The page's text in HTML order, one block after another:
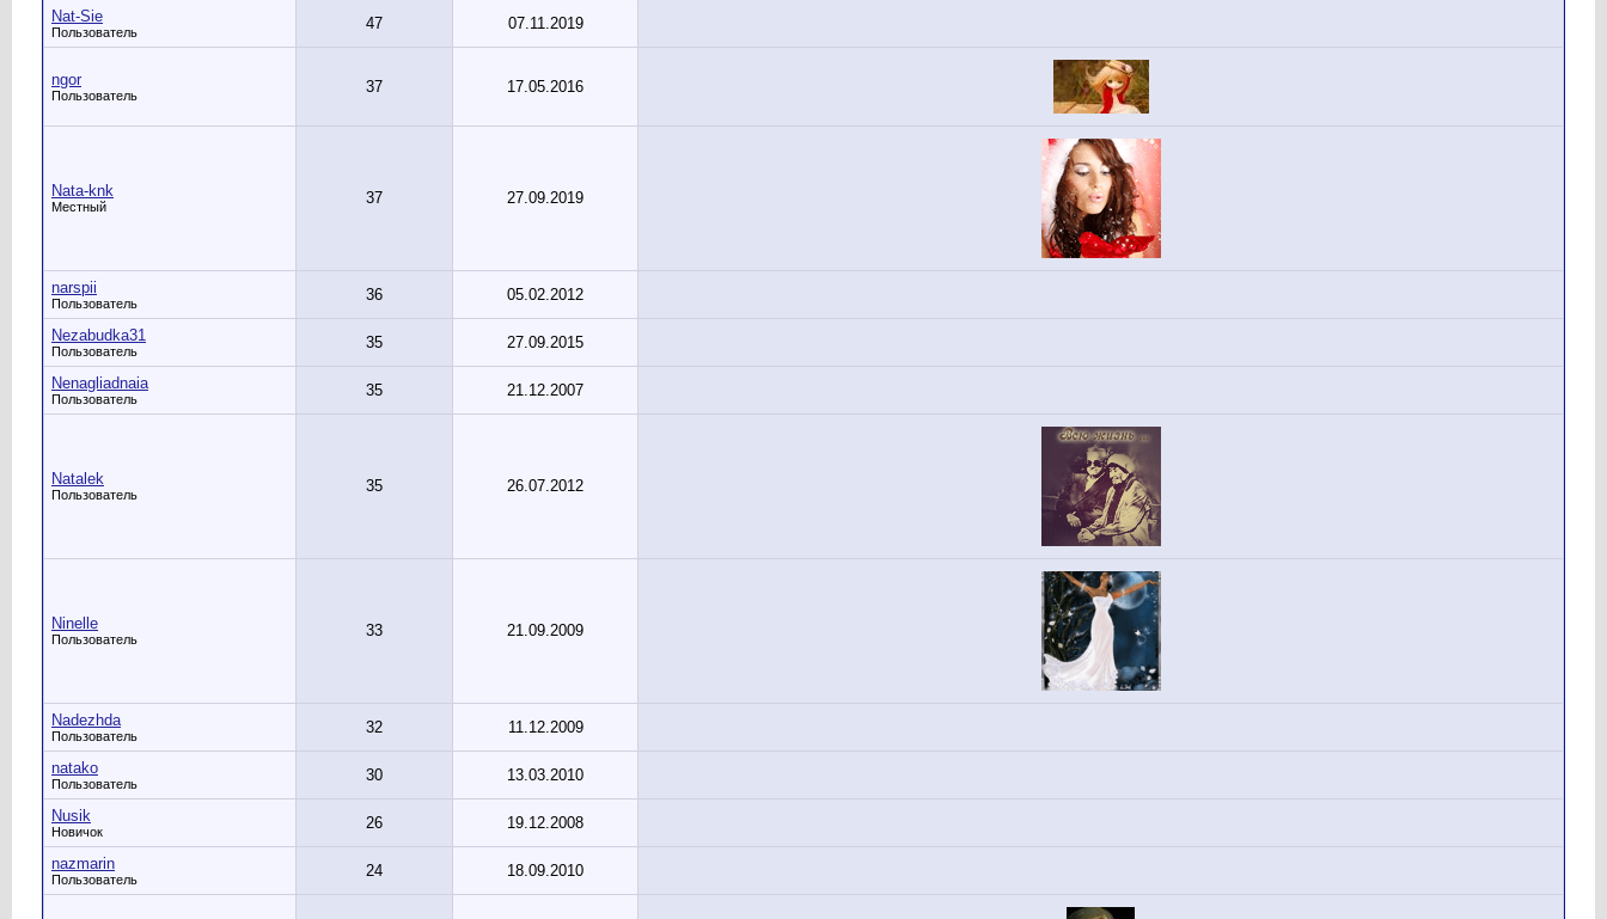
Nat-Sie
Пользователь 47 07.11.2019
ngor
Пользователь 37 17.05.2016
Nata-knk
Местный 37 27.09.2019
narspii
Пользователь 36 05.02.2012
Nezabudka31
Пользователь 35 27.09.2015
Nenagliadnaia
Пользователь 35 21.12.2007
Natalek
Пользователь 35 26.07.2012
Ninelle
Пользователь 33 21.09.2009
Nadezhda
Пользователь 32 11.12.2009
natako
Пользователь 30 13.03.2010
Nusik
Новичок 26 19.12.2008
nazmarin
Пользователь 24 18.09.2010